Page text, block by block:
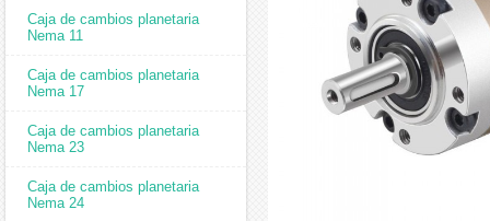
Caja de cambios planetaria
Nema 11
Caja de cambios planetaria
Nema 17
Caja de cambios planetaria
Nema 23
Caja de cambios planetaria
Nema 24